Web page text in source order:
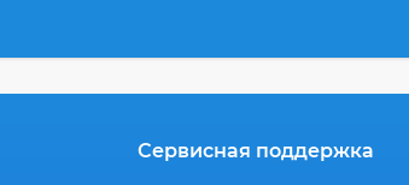
Сервисная поддержка